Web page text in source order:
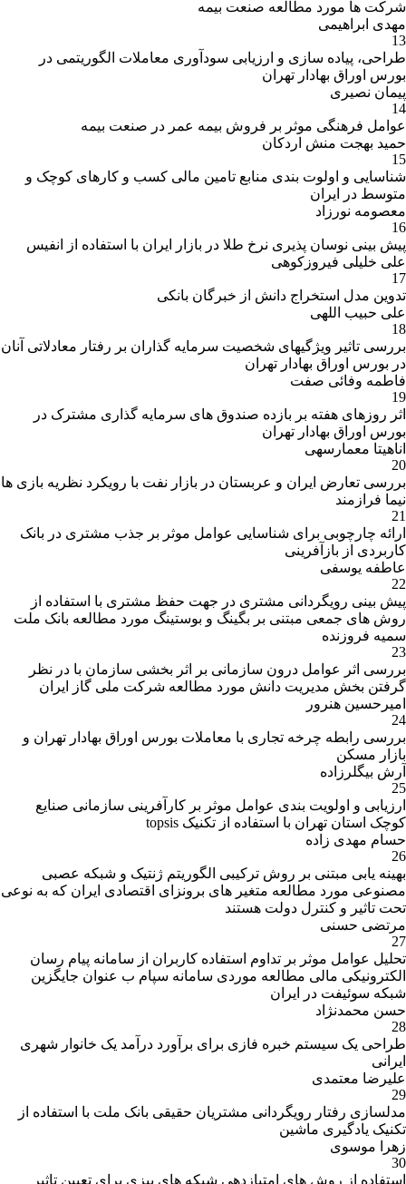
شرکت ها مورد مطالعه صنعت بیمه
مهدی ابراهیمی
13
طراحی، پیاده سازی و ارزیابی سودآوری معاملات الگوریتمی در
بورس اوراق بهادار تهران
پیمان نصیری
14
عوامل فرهنگی موثر بر فروش بیمه عمر در صنعت بیمه
حمید بهجت منش اردکان
15
شناسایی و اولوت بندی منابع تامین مالی کسب و کارهای کوچک و
متوسط در ایران
معصومه نورزاد
16
پیش بینی نوسان پذیری نرخ طلا در بازار ایران با استفاده از انفیس
علی خلیلی فیروزکوهی
17
تدوین مدل استخراج دانش از خبرگان بانکی
علی حبیب اللهی
18
بررسی تاثیر ویژگیهای شخصیت سرمایه گذاران بر رفتار معادلاتی آنان
در بورس اوراق بهادار تهران
فاطمه وفائی صفت
19
اثر روزهای هفته بر بازده صندوق های سرمایه گذاری مشترک در
بورس اوراق بهادار تهران
اناهیتا معمارسهی
20
بررسی تعارض ایران و عربستان در بازار نفت با رویکرد نظریه بازی ها
نیما فرازمند
21
ارائه چارچوبی برای شناسایی عوامل موثر بر جذب مشتری در بانک
کاربردی از بازآفرینی
عاطفه یوسفی
22
پیش بینی رویگردانی مشتری در جهت حفظ مشتری با استفاده از
روش های جمعی مبتنی بر بگینگ و بوستینگ مورد مطالعه بانک ملت
سمیه فروزنده
23
بررسی اثر عوامل درون سازمانی بر اثر بخشی سازمان با در نظر
گرفتن بخش مدیریت دانش مورد مطالعه شرکت ملی گاز ایران
امیرحسین هنرور
24
بررسی رابطه چرخه تجاری با معاملات بورس اوراق بهادار تهران و
بازار مسکن
آرش بیگلرزاده
25
ارزیابی و اولویت بندی عوامل موثر بر کارآفرینی سازمانی صنایع
کوچک استان تهران با استفاده از تکنیک topsis
حسام مهدی زاده
26
بهینه یابی مبتنی بر روش ترکیبی الگوریتم ژنتیک و شبکه عصبی
مصنوعی مورد مطالعه متغیر های برونزای اقتصادی ایران که به نوعی
تحت تاثیر و کنترل دولت هستند
مرتضی حسنی
27
تحلیل عوامل موثر بر تداوم استفاده کاربران از سامانه پیام رسان
الکترونیکی مالی مطالعه موردی سامانه سپام ب عنوان جایگزین
شبکه سوئیفت در ایران
حسن محمدنژاد
28
طراحی یک سیستم خبره فازی برای برآورد درآمد یک خانوار شهری
ایرانی
علیرضا معتمدی
29
مدلسازی رفتار رویگردانی مشتریان حقیقی بانک ملت با استفاده از
تکنیک یادگیری ماشین
زهرا موسوی
30
استفاده از روش های امتیازدهی شبکه های بیزی برای تعیین تاثیر